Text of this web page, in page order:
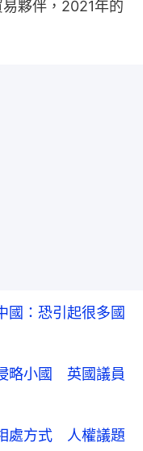
夥伴，2021年的
：恐引起很多國
略小國 英國議員
處方式 人權議題